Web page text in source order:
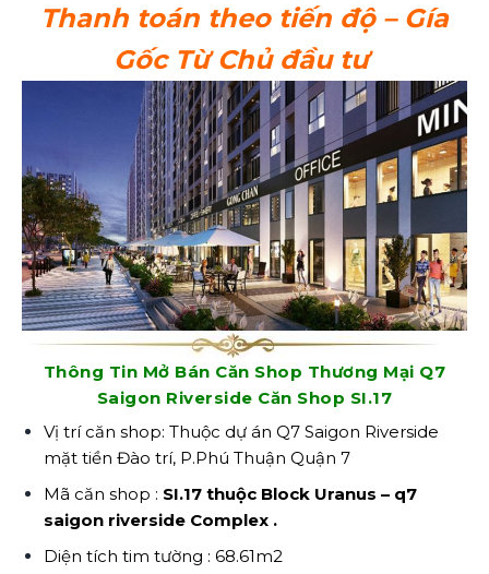
Thanh toán theo tiến độ – Gía
Gốc Từ Chủ đầu tư
Thông Tin Mở Bán Căn Shop Thương Mại Q7
Saigon Riverside Căn Shop SI.17
Vị trí căn shop: Thuộc dự án Q7 Saigon Riverside
mặt tiền Đào trí, P.Phú Thuận Quận 7
Mã căn shop : SI.17 thuộc Block Uranus – q7
saigon riverside Complex .
Diện tích tim tường : 68.61m2